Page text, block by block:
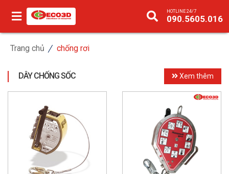
HOTLINE 24/7
090.5605.016
Trang chủ chống rơi
DÂY CHỐNG SỐC Xem thêm